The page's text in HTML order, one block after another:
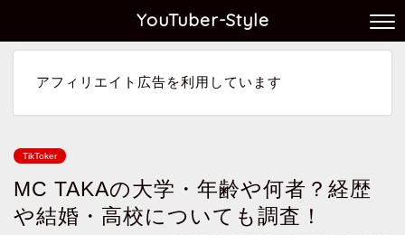
YouTuber-Style
アフィリエイト広告を利用しています
TikToker
MC TAKAの大学・年齢や何者？経歴
や結婚・高校についても調査！